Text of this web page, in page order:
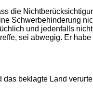
Schwerbehinderung
und jedenfalls
sei abwegig. Er
beklagte Land